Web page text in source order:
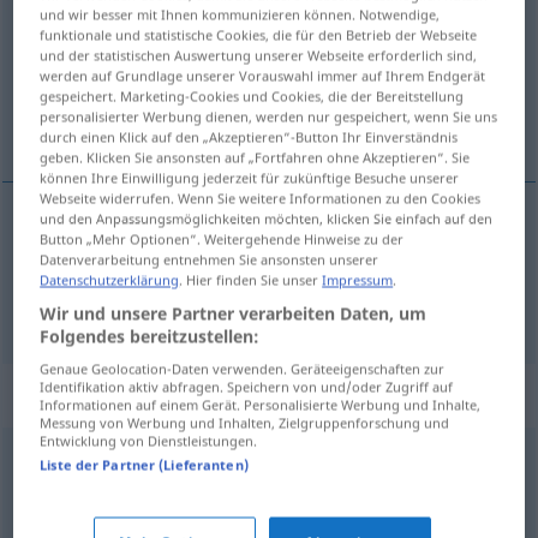
Übersicht aller Übersetzungen
(Für mehr Details die Übersetzung anklicken/antippen)
meginregla, stefna
meginreglaf Richtlinie
stefna f Richtlinie
Synonyme für "Richtlinie"
Regel,Maßstab,Norm
und wir besser mit Ihnen kommunizieren können. Notwendige,
funktionale und statistische Cookies, die für den Betrieb der Webseite
und der statistischen Auswertung unserer Webseite erforderlich sind,
werden auf Grundlage unserer Vorauswahl immer auf Ihrem Endgerät
gespeichert. Marketing-Cookies und Cookies, die der Bereitstellung
personalisierter Werbung dienen, werden nur gespeichert, wenn Sie uns
durch einen Klick auf den „Akzeptieren“-Button Ihr Einverständnis
geben. Klicken Sie ansonsten auf „Fortfahren ohne Akzeptieren“. Sie
können Ihre Einwilligung jederzeit für zukünftige Besuche unserer
Webseite widerrufen. Wenn Sie weitere Informationen zu den Cookies
und den Anpassungsmöglichkeiten möchten, klicken Sie einfach auf den
Button „Mehr Optionen“. Weitergehende Hinweise zu der
Datenverarbeitung entnehmen Sie ansonsten unserer
Datenschutzerklärung . Hier finden Sie unserImpressum
Wir und unsere Partner verarbeiten Daten, um
Folgendes bereitzustellen:
Genaue Geolocation-Daten verwenden. Geräteeigenschaften zur
Identifikation aktiv abfragen. Speichern von und/oder Zugriff auf
Informationen auf einem Gerät. Personalisierte Werbung und Inhalte,
Messung von Werbung und Inhalten, Zielgruppenforschung und
Entwicklung von Dienstleistungen.
Liste der Partner (Lieferanten)